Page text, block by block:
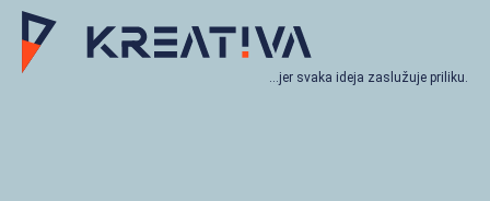
…jer svaka ideja zaslužuje priliku.